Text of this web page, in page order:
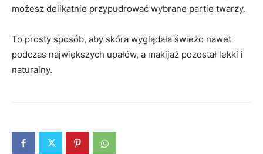
możesz delikatnie przypudrować wybrane partie twarzy.
To prosty sposób, aby skóra wyglądała świeżo nawet
podczas największych upałów, a makijaż pozostał lekki i
naturalny.